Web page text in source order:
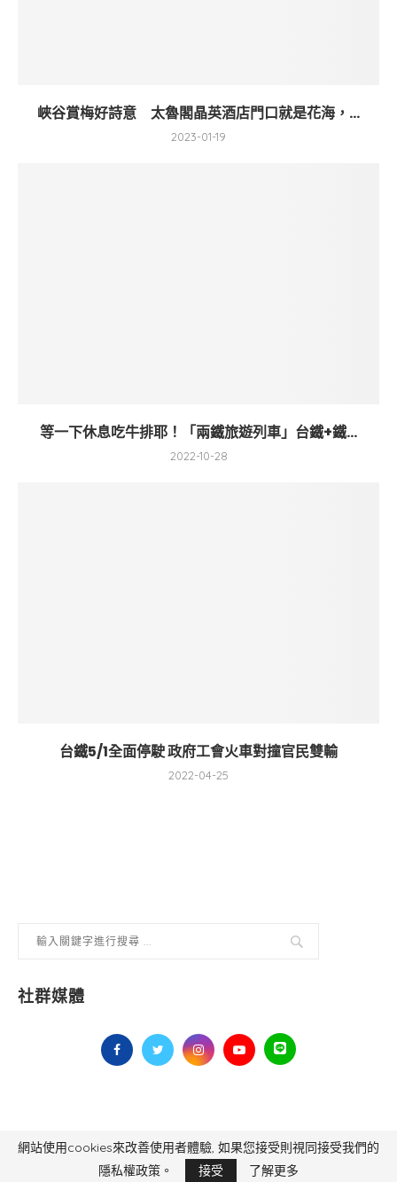
峽谷賞梅好詩意 太魯閣晶英酒店門口就是花海，...
2023-01-19
等一下休息吃牛排耶！「兩鐵旅遊列車」台鐵+鐵...
2022-10-28
台鐵5/1全面停駛 政府工會火車對撞官民雙輸
2022-04-25
社群媒體
毅傳媒控股股份有限公司 版權所有，非經授權，不得轉載 All Right Reserved.
Yi Media Inc.
電話：02-8791-8559
網站使用cookies來改善使用者體驗, 如果您接受則視同接受我們的
隱私權政策。
接受 了解更多